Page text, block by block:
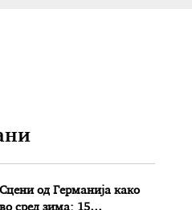
Сцени од Германија како
во сред зима: 15